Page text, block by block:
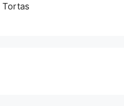
Tortas